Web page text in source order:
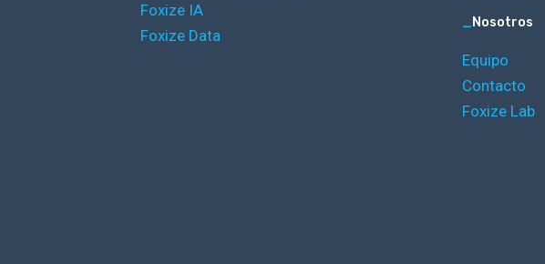
Foxize IA
Foxize Data
_Nosotros
Equipo
Contacto
Foxize Lab